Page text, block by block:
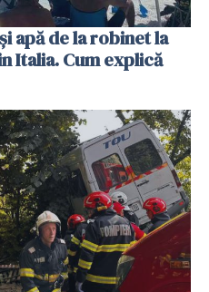
apă de la robinet la
Italia. Cum explică